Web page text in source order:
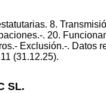
8.
. 20.
Exclusión.-. Datos
(31.12.25).
SL.